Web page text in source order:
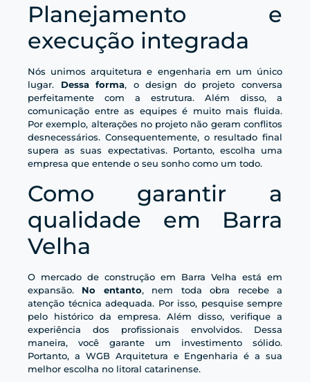
Planejamento e
execução integrada
Nós unimos arquitetura e engenharia em um único
lugar. Dessa forma, o design do projeto conversa
perfeitamente com a estrutura. Além disso, a
comunicação entre as equipes é muito mais fluida.
Por exemplo, alterações no projeto não geram conflitos
desnecessários. Consequentemente, o resultado final
supera as suas expectativas. Portanto, escolha uma
empresa que entende o seu sonho como um todo.
Como garantir a
qualidade em Barra
Velha
O mercado de construção em Barra Velha está em
expansão. No entanto, nem toda obra recebe a
atenção técnica adequada. Por isso, pesquise sempre
pelo histórico da empresa. Além disso, verifique a
experiência dos profissionais envolvidos. Dessa
maneira, você garante um investimento sólido.
Portanto, a WGB Arquitetura e Engenharia é a sua
melhor escolha no litoral catarinense.